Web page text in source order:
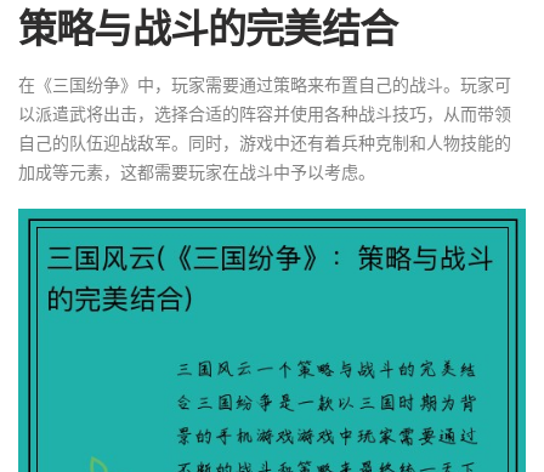
策略与战斗的完美结合
在《三国纷争》中，玩家需要通过策略来布置自己的战斗。玩家可
以派遣武将出击，选择合适的阵容并使用各种战斗技巧，从而带领
自己的队伍迎战敌军。同时，游戏中还有着兵种克制和人物技能的
加成等元素，这都需要玩家在战斗中予以考虑。